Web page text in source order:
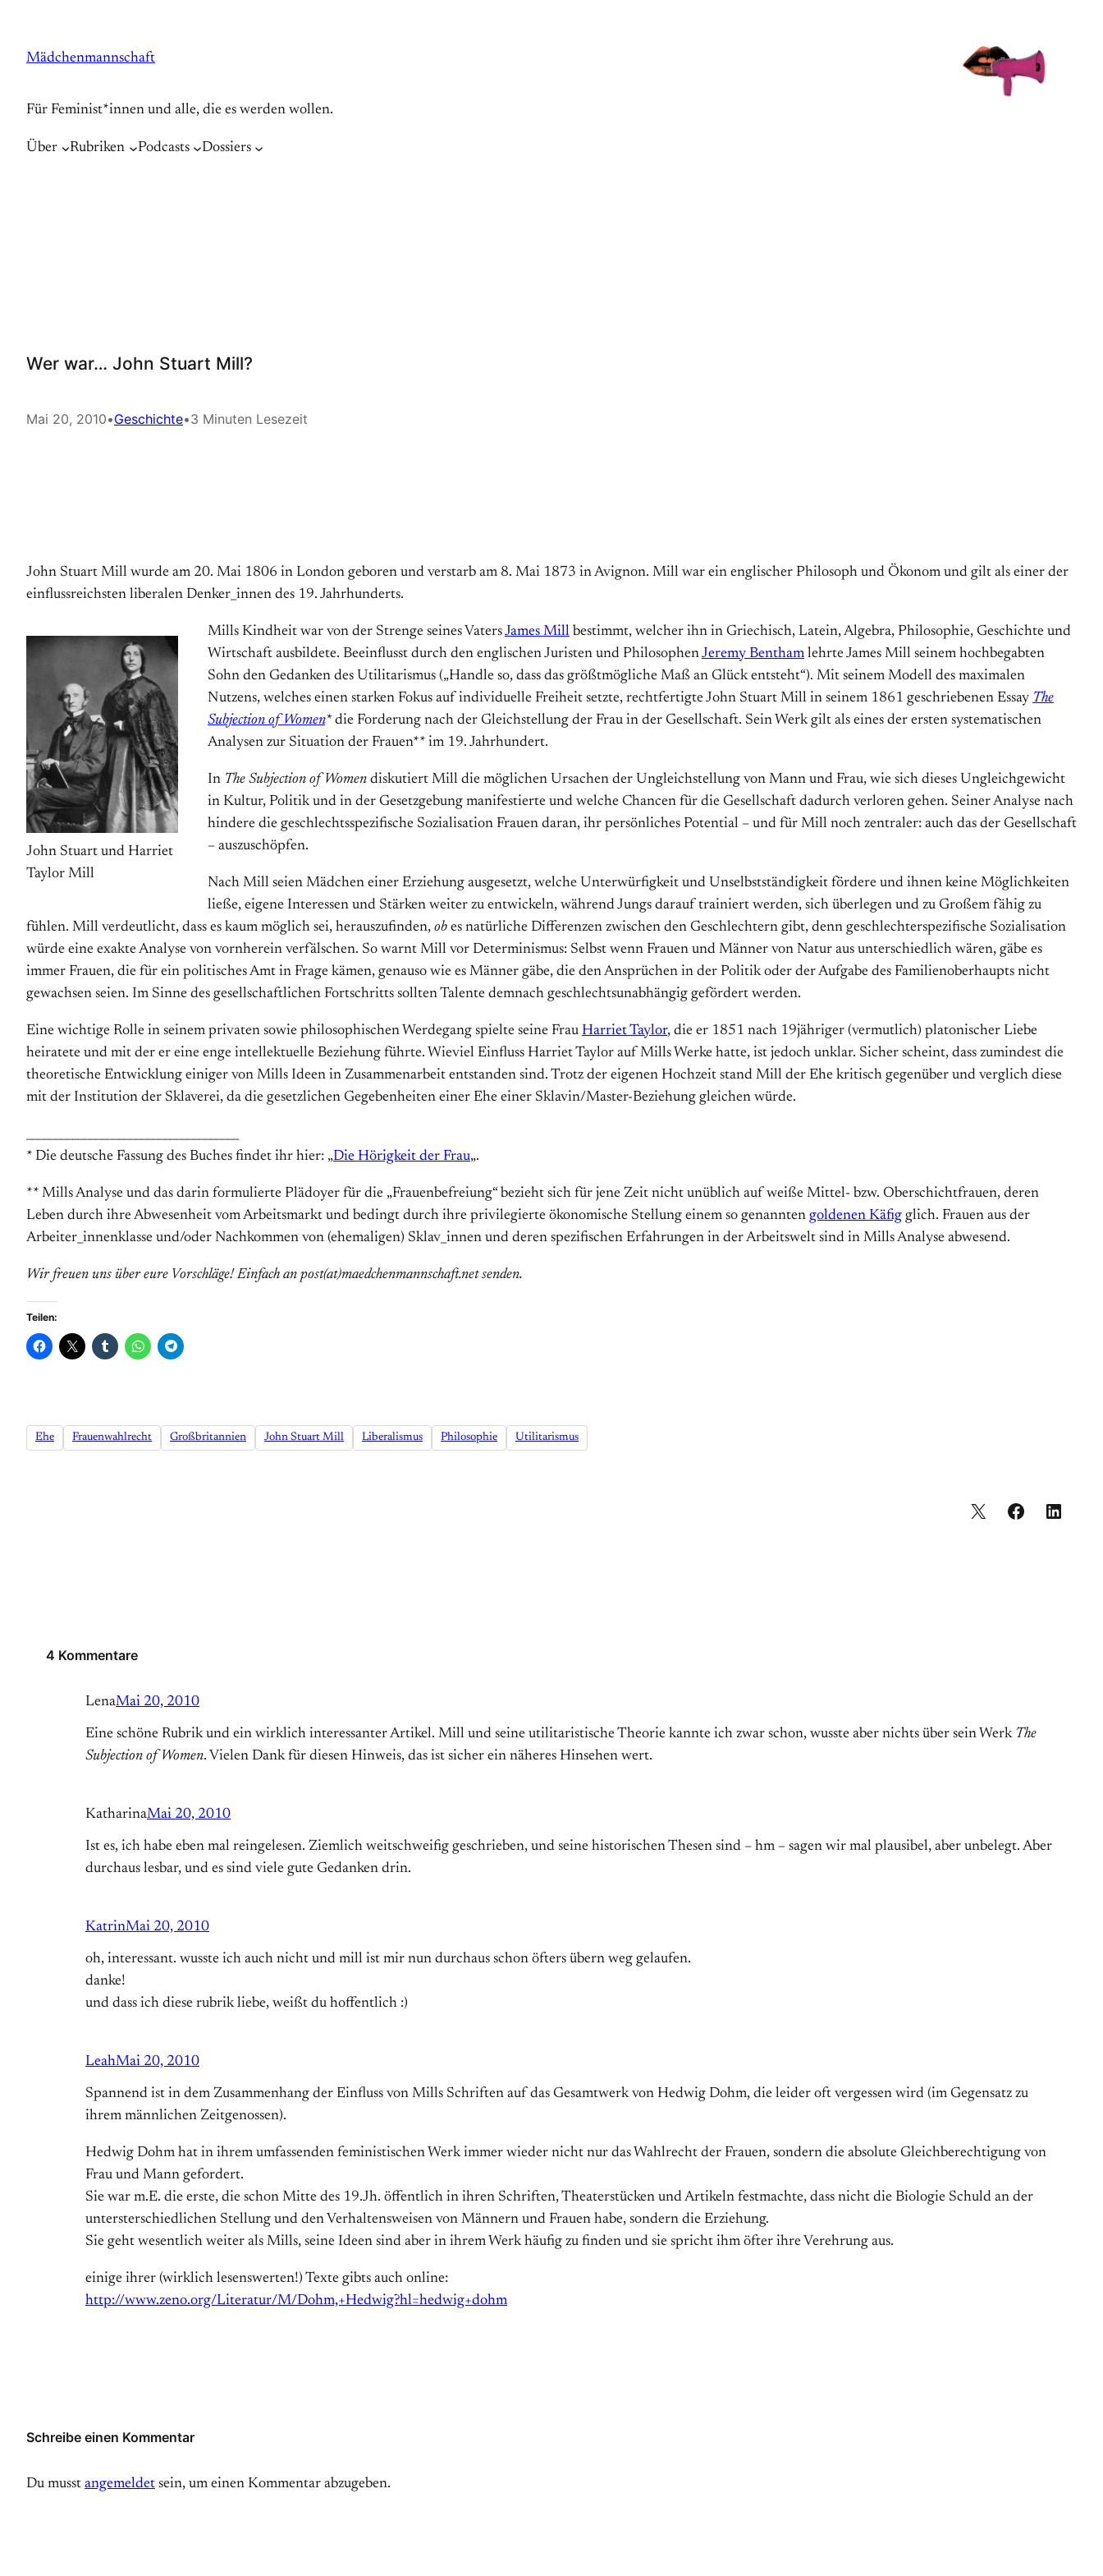
springen
Mädchenmannschaft
Für Feminist*innen und alle, die es werden wollen.
Über Rubriken Podcasts Dossiers
Wer war… John Stuart Mill?
Mai 20, 2010•Geschichte•3 Minuten Lesezeit
John Stuart Mill wurde am 20. Mai 1806 in London geboren und verstarb am 8. Mai 1873 in Avignon. Mill war ein englischer Philosoph und Ökonom und gilt als einer der
einflussreichsten liberalen Denker_innen des 19. Jahrhunderts.
John Stuart und Harriet
Taylor Mill
Mills Kindheit war von der Strenge seines VatersJames Mill bestimmt, welcher ihn in Griechisch, Latein, Algebra, Philosophie, Geschichte und
Wirtschaft ausbildete. Beeinflusst durch den englischen Juristen und PhilosophenJeremy Bentham lehrte James Mill seinem hochbegabten
Sohn den Gedanken des Utilitarismus („Handle so, dass das größtmögliche Maß an Glück entsteht“). Mit seinem Modell des maximalen
Nutzens, welches einen starken Fokus auf individuelle Freiheit setzte, rechtfertigte John Stuart Mill in seinem 1861 geschriebenen Essay The
Subjection of Women*die Forderung nach der Gleichstellung der Frau in der Gesellschaft. Sein Werk gilt als eines der ersten systematischen
Analysen zur Situation der Frauen** im 19. Jahrhundert.
In The Subjection of Women diskutiert Mill die möglichen Ursachen der Ungleichstellung von Mann und Frau, wie sich dieses Ungleichgewicht
in Kultur, Politik und in der Gesetzgebung manifestierte und welche Chancen für die Gesellschaft dadurch verloren gehen. Seiner Analyse nach
hindere die geschlechtsspezifische Sozialisation Frauen daran, ihr persönliches Potential – und für Mill noch zentraler: auch das der Gesellschaft
– auszuschöpfen.
Nach Mill seien Mädchen einer Erziehung ausgesetzt, welche Unterwürfigkeit und Unselbstständigkeit fördere und ihnen keine Möglichkeiten
ließe, eigene Interessen und Stärken weiter zu entwickeln, während Jungs darauf trainiert werden, sich überlegen und zu Großem fähig zu
fühlen. Mill verdeutlicht, dass es kaum möglich sei, herauszufinden, ob es natürliche Differenzen zwischen den Geschlechtern gibt, denn geschlechterspezifische Sozialisation
würde eine exakte Analyse von vornherein verfälschen. So warnt Mill vor Determinismus: Selbst wenn Frauen und Männer von Natur aus unterschiedlich wären, gäbe es
immer Frauen, die für ein politisches Amt in Frage kämen, genauso wie es Männer gäbe, die den Ansprüchen in der Politik oder der Aufgabe des Familienoberhaupts nicht
gewachsen seien. Im Sinne des gesellschaftlichen Fortschritts sollten Talente demnach geschlechtsunabhängig gefördert werden.
Eine wichtige Rolle in seinem privaten sowie philosophischen Werdegang spielte seine Frau Harriet Taylor, die er 1851 nach 19jähriger (vermutlich) platonischer Liebe
heiratete und mit der er eine enge intellektuelle Beziehung führte. Wieviel Einfluss Harriet Taylor auf Mills Werke hatte, ist jedoch unklar. Sicher scheint, dass zumindest die
theoretische Entwicklung einiger von Mills Ideen in Zusammenarbeit entstanden sind. Trotz der eigenen Hochzeit stand Mill der Ehe kritisch gegenüber und verglich diese
mit der Institution der Sklaverei, da die gesetzlichen Gegebenheiten einer Ehe einer Sklavin/Master-Beziehung gleichen würde.
* Die deutsche Fassung des Buches findet ihr hier: „Die Hörigkeit der Frau„.
** Mills Analyse und das darin formulierte Plädoyer für die „Frauenbefreiung“ bezieht sich für jene Zeit nicht unüblich auf weiße Mittel- bzw. Oberschichtfrauen, deren
Leben durch ihre Abwesenheit vom Arbeitsmarkt und bedingt durch ihre privilegierte ökonomische Stellung einem so genannten goldenen Käfig glich. Frauen aus der
Arbeiter_innenklasse und/oder Nachkommen von (ehemaligen) Sklav_innen und deren spezifischen Erfahrungen in der Arbeitswelt sind in Mills Analyse abwesend.
Wir freuen uns über eure Vorschläge! Einfach an post(at)maedchenmannschaft.net senden.
Teilen:
Ehe Frauenwahlrecht Großbritannien John Stuart Mill Liberalismus Philosophie Utilitarismus
4 Kommentare
LenaMai 20, 2010
Eine schöne Rubrik und ein wirklich interessanter Artikel. Mill und seine utilitaristische Theorie kannte ich zwar schon, wusste aber nichts über sein Werk The
Subjection of Women. Vielen Dank für diesen Hinweis, das ist sicher ein näheres Hinsehen wert.
KatharinaMai 20, 2010
Ist es, ich habe eben mal reingelesen. Ziemlich weitschweifig geschrieben, und seine historischen Thesen sind – hm – sagen wir mal plausibel, aber unbelegt. Aber
durchaus lesbar, und es sind viele gute Gedanken drin.
KatrinMai 20, 2010
oh, interessant. wusste ich auch nicht und mill ist mir nun durchaus schon öfters übern weg gelaufen.
danke!
und dass ich diese rubrik liebe, weißt du hoffentlich :)
LeahMai 20, 2010
Spannend ist in dem Zusammenhang der Einfluss von Mills Schriften auf das Gesamtwerk von Hedwig Dohm, die leider oft vergessen wird (im Gegensatz zu
ihrem männlichen Zeitgenossen).
Hedwig Dohm hat in ihrem umfassenden feministischen Werk immer wieder nicht nur das Wahlrecht der Frauen, sondern die absolute Gleichberechtigung von
Frau und Mann gefordert.
Sie war m.E. die erste, die schon Mitte des 19.Jh. öffentlich in ihren Schriften, Theaterstücken und Artikeln festmachte, dass nicht die Biologie Schuld an der
untersterschiedlichen Stellung und den Verhaltensweisen von Männern und Frauen habe, sondern die Erziehung.
Sie geht wesentlich weiter als Mills, seine Ideen sind aber in ihrem Werk häufig zu finden und sie spricht ihm öfter ihre Verehrung aus.
einige ihrer (wirklich lesenswerten!) Texte gibts auch online:
http://www.zeno.org/Literatur/M/Dohm,+Hedwig?hl=hedwig+dohm
Schreibe einen Kommentar
Du musst angemeldet sein, um einen Kommentar abzugeben.